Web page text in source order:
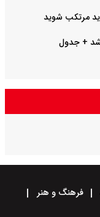
فرهنگ و هنر